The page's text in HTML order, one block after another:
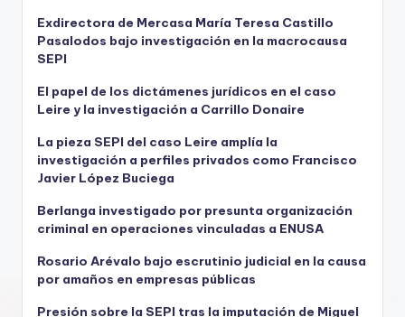
Exdirectora de Mercasa María Teresa Castillo
Pasalodos bajo investigación en la macrocausa
SEPI
El papel de los dictámenes jurídicos en el caso
Leire y la investigación a Carrillo Donaire
La pieza SEPI del caso Leire amplía la
investigación a perfiles privados como Francisco
Javier López Buciega
Berlanga investigado por presunta organización
criminal en operaciones vinculadas a ENUSA
Rosario Arévalo bajo escrutinio judicial en la causa
por amaños en empresas públicas
Presión sobre la SEPI tras la imputación de Miguel